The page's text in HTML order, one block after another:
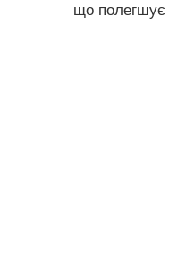
що полегшує